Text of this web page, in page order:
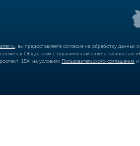
, вы предоставляете согласие на обработку
Обществом с ограниченной
15А) на условиях Пользовательского соглашения и